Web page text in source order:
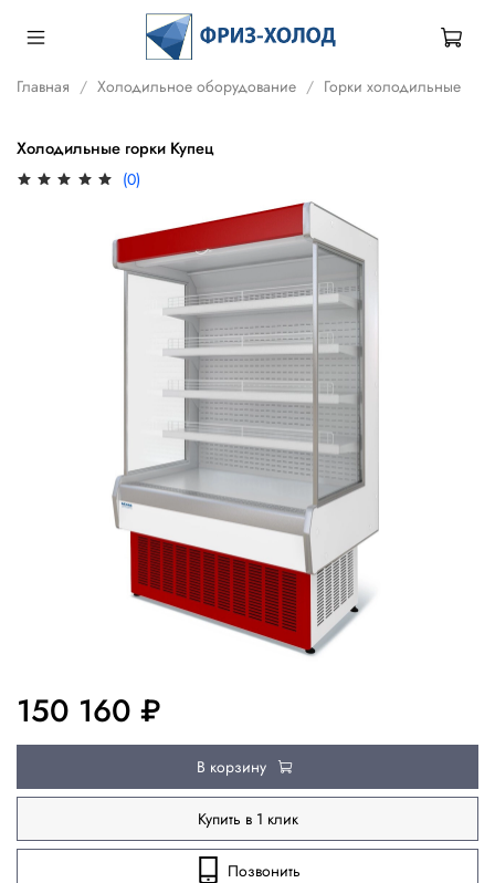
Главная Холодильное оборудование Горки холодильные
Холодильные горки Купец
(0)
150 160 ₽
В корзину
Купить в 1 клик
Позвонить